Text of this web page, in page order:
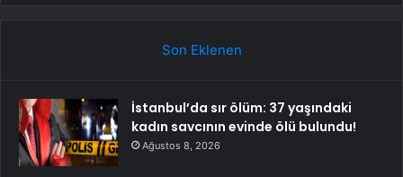
Son Eklenen
İstanbul’da sır ölüm: 37 yaşındaki
kadın savcının evinde ölü bulundu!
Ağustos 8, 2026